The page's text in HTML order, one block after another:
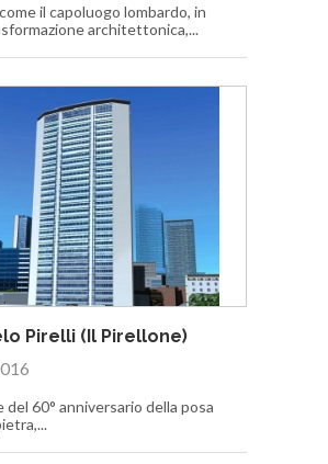
il capoluogo lombardo, in
architettonica,...
Pirelli (Il Pirellone)
del 60° anniversario della posa